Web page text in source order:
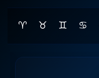
♈ ♉ ♊ ♋